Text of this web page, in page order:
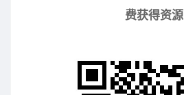
费获得资源